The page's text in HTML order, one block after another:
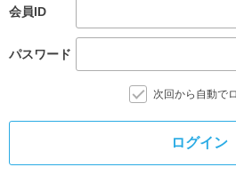
会員ID
パスワード
次回から自動で
ログイン